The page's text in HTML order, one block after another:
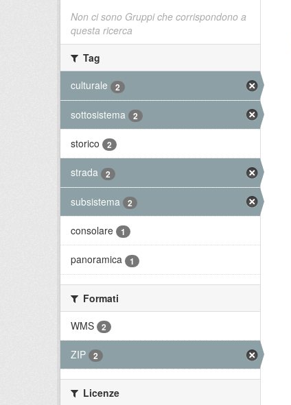
Non ci sono Gruppi che corrispondono a
questa ricerca
Tag
culturale
2
sottosistema 2
storico 2
strada 2
subsistema 2
consolare 1
panoramica 1
Formati
WMS
2
ZIP 2
Licenze